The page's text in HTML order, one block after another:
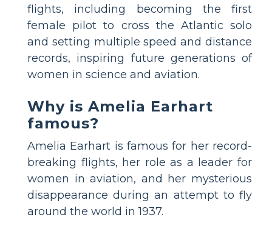
flights, including becoming the first
female pilot to cross the Atlantic solo
and setting multiple speed and distance
records, inspiring future generations of
women in science and aviation.
Why is Amelia Earhart
famous?
Amelia Earhart is famous for her record-
breaking flights, her role as a leader for
women in aviation, and her mysterious
disappearance during an attempt to fly
around the world in 1937.